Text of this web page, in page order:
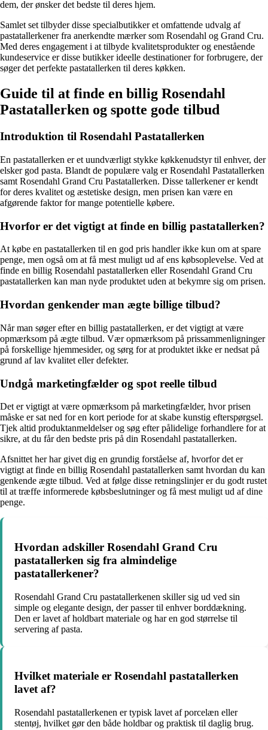
dem, der ønsker det bedste til deres hjem.
Samlet set tilbyder disse specialbutikker et omfattende udvalg af
pastatallerkener fra anerkendte mærker som Rosendahl og Grand Cru.
Med deres engagement i at tilbyde kvalitetsprodukter og enestående
kundeservice er disse butikker ideelle destinationer for forbrugere, der
søger det perfekte pastatallerken til deres køkken.
Guide til at finde en billig Rosendahl
Pastatallerken og spotte gode tilbud
Introduktion til Rosendahl Pastatallerken
En pastatallerken er et uundværligt stykke køkkenudstyr til enhver, der
elsker god pasta. Blandt de populære valg er Rosendahl Pastatallerken
samt Rosendahl Grand Cru Pastatallerken. Disse tallerkener er kendt
for deres kvalitet og æstetiske design, men prisen kan være en
afgørende faktor for mange potentielle købere.
Hvorfor er det vigtigt at finde en billig pastatallerken?
At købe en pastatallerken til en god pris handler ikke kun om at spare
penge, men også om at få mest muligt ud af ens købsoplevelse. Ved at
finde en billig Rosendahl pastatallerken eller Rosendahl Grand Cru
pastatallerken kan man nyde produktet uden at bekymre sig om prisen.
Hvordan genkender man ægte billige tilbud?
Når man søger efter en billig pastatallerken, er det vigtigt at være
opmærksom på ægte tilbud. Vær opmærksom på prissammenligninger
på forskellige hjemmesider, og sørg for at produktet ikke er nedsat på
grund af lav kvalitet eller defekter.
Undgå marketingfælder og spot reelle tilbud
Det er vigtigt at være opmærksom på marketingfælder, hvor prisen
måske er sat ned for en kort periode for at skabe kunstig efterspørgsel.
Tjek altid produktanmeldelser og søg efter pålidelige forhandlere for at
sikre, at du får den bedste pris på din Rosendahl pastatallerken.
Afsnittet her har givet dig en grundig forståelse af, hvorfor det er
vigtigt at finde en billig Rosendahl pastatallerken samt hvordan du kan
genkende ægte tilbud. Ved at følge disse retningslinjer er du godt rustet
til at træffe informerede købsbeslutninger og få mest muligt ud af dine
penge.
Hvordan adskiller Rosendahl Grand Cru
pastatallerken sig fra almindelige
pastatallerkener?
Rosendahl Grand Cru pastatallerkenen skiller sig ud ved sin
simple og elegante design, der passer til enhver borddækning.
Den er lavet af holdbart materiale og har en god størrelse til
servering af pasta.
Hvilket materiale er Rosendahl pastatallerken
lavet af?
Rosendahl pastatallerkenen er typisk lavet af porcelæn eller
stentøj, hvilket gør den både holdbar og praktisk til daglig brug.